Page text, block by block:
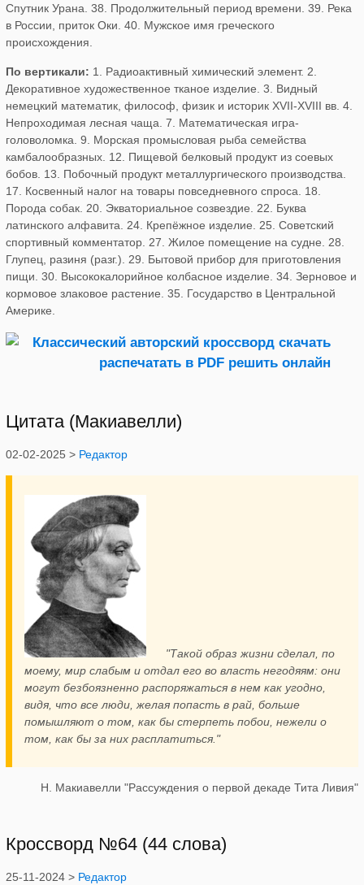
Спутник Урана. 38. Продолжительный период времени. 39. Река
в России, приток Оки. 40. Мужское имя греческого
происхождения.
По вертикали: 1. Радиоактивный химический элемент. 2.
Декоративное художественное тканое изделие. 3. Видный
немецкий математик, философ, физик и историк XVII-XVIII вв. 4.
Непроходимая лесная чаща. 7. Математическая игра-
головоломка. 9. Морская промысловая рыба семейства
камбалообразных. 12. Пищевой белковый продукт из соевых
бобов. 13. Побочный продукт металлургического производства.
17. Косвенный налог на товары повседневного спроса. 18.
Порода собак. 20. Экваториальное созвездие. 22. Буква
латинского алфавита. 24. Крепёжное изделие. 25. Советский
спортивный комментатор. 27. Жилое помещение на судне. 28.
Глупец, разиня (разг.). 29. Бытовой прибор для приготовления
пищи. 30. Высококалорийное колбасное изделие. 34. Зерновое и
кормовое злаковое растение. 35. Государство в Центральной
Америке.
Цитата (Макиавелли)
02-02-2025 > Редактор
"Такой образ жизни сделал, по
моему, мир слабым и отдал его во власть негодяям: они
могут безбоязненно распоряжаться в нем как угодно,
видя, что все люди, желая попасть в рай, больше
помышляют о том, как бы стерпеть побои, нежели о
том, как бы за них расплатиться."
Н. Макиавелли "Рассуждения о первой декаде Тита Ливия"
Кроссворд №64 (44 слова)
25-11-2024 > Редактор